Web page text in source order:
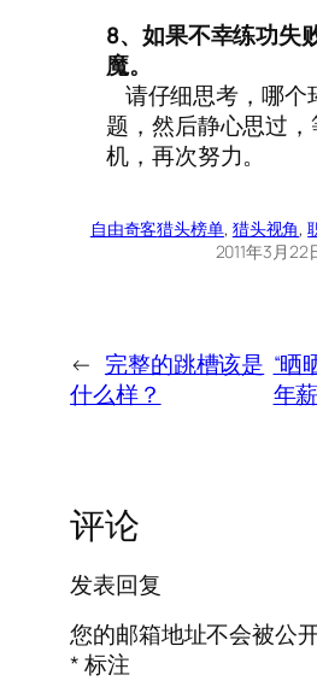
8、如果不幸练功失
魔。
请仔细思考，哪个
题，然后静心思过
机，再次努力。
自由奇客猎头榜单, 猎头视角,
2011年3月22
← 完整的跳槽该是
什么样？
“晒
年薪
评论
发表回复
您的邮箱地址不会被公开
*标注